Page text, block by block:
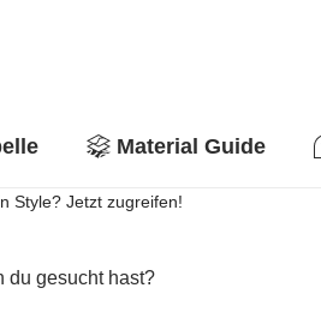
Material Guide
Style? Jetzt zugreifen!
du gesucht hast?